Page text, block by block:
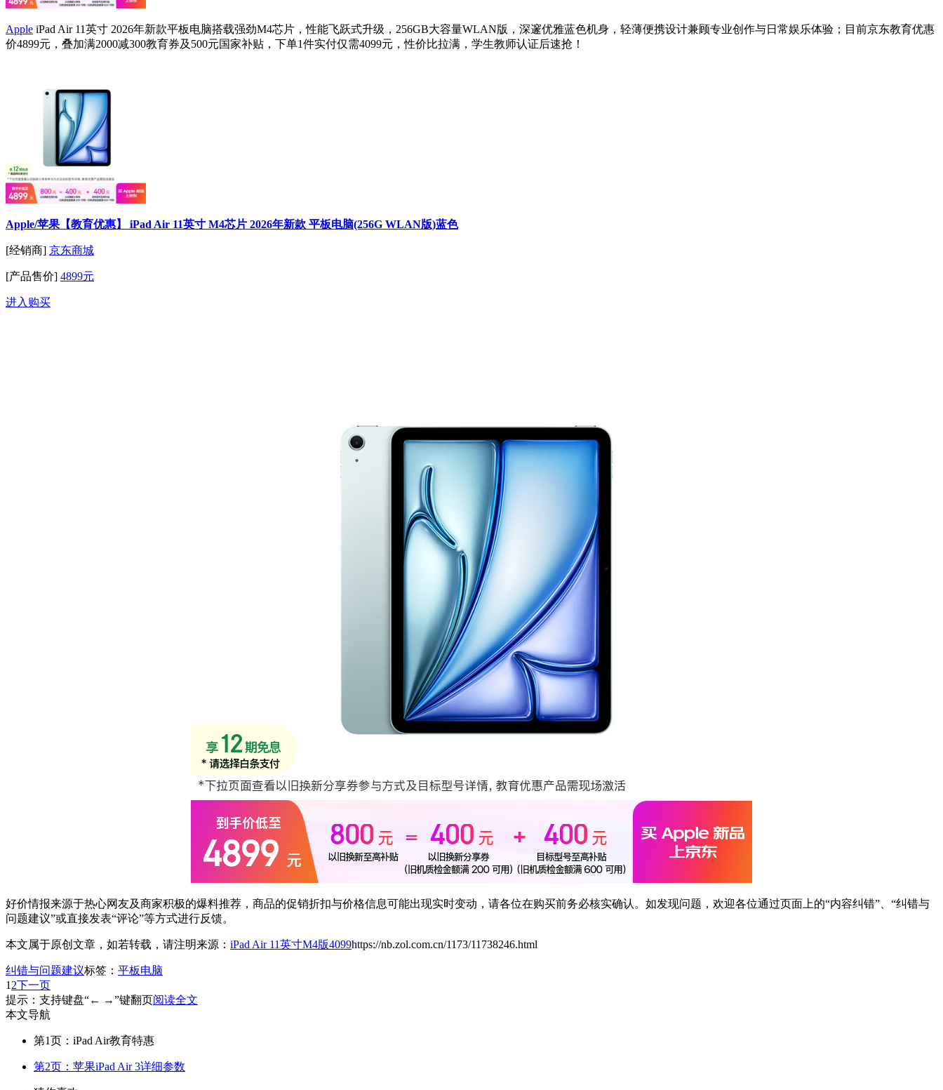
Apple iPad Air 11英寸 2026年新款平板电脑搭载强劲M4芯片，性能飞跃式升级，256GB大容量WLAN版，深邃优雅蓝色机身，轻薄便携设计兼顾专业创作与日常娱乐体验；目前京东教育优惠
价4899元，叠加满2000减300教育券及500元国家补贴，下单1件实付仅需4099元，性价比拉满，学生教师认证后速抢！
Apple/苹果【教育优惠】 iPad Air 11英寸 M4芯片 2026年新款 平板电脑(256G WLAN版)蓝色
[经销商] 京东商城
[产品售价] 4899元
进入购买
好价情报来源于热心网友及商家积极的爆料推荐，商品的促销折扣与价格信息可能出现实时变动，请各位在购买前务必核实确认。如发现问题，欢迎各位通过页面上的“内容纠错”、“纠错与
问题建议”或直接发表“评论”等方式进行反馈。
本文属于原创文章，如若转载，请注明来源： iPad Air 11英寸M4版4099https://nb.zol.com.cn/1173/11738246.html
纠错与问题建议标签： 平板电脑
1 2下一页
提示：支持键盘“← →”键翻页阅读全文
本文导航
第1页：iPad Air教育特惠
第2页：苹果iPad Air 3详细参数